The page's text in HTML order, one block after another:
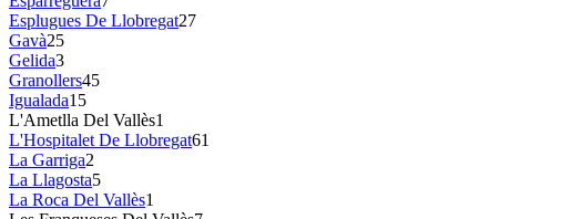
Esplugues De Llobregat27
Gavà25
Gelida3
Granollers45
Igualada15
L'Ametlla Del Vallès1
L'Hospitalet De Llobregat61
La Garriga2
La Llagosta5
La Roca Del Vallès1